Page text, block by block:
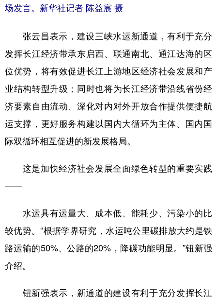
场发言。新华社记者 陈益宸 摄
张云昌表示，建设三峡水运新通道，有利于充分
发挥长江经济带承东启西、联通南北、通江达海的区
位优势，将有效促进长江上游地区经济社会发展和产
业结构转型升级；同时也将为长江经济带沿线省份经
济要素自由流动、深化对内对外开放合作提供便捷航
运支撑，更好服务构建以国内大循环为主体、国内国
际双循环相互促进的新发展格局。
这是加快经济社会发展全面绿色转型的重要实践
——
水运具有运量大、成本低、能耗少、污染小的比
较优势。“根据学界研究，水运吨公里碳排放大约是铁
路运输的50%、公路的20%，降碳功能明显。”钮新强
介绍。
钮新强表示，新通道的建设有利于充分发挥长江